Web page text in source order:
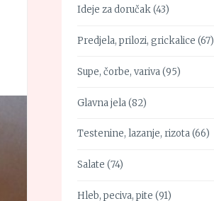
Ideje za doručak(43)
Predjela, prilozi, grickalice (67)
Supe, čorbe, variva(95)
Glavna jela(82)
Testenine, lazanje, rizota(66)
Salate (74)
Hleb, peciva, pite (91)